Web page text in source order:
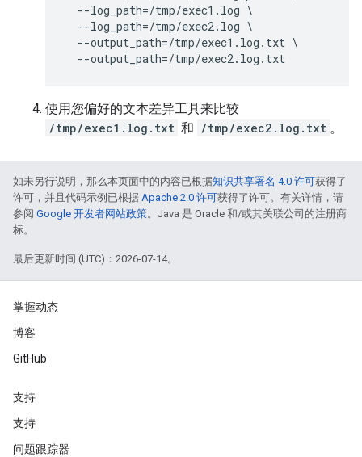
--log_path=/tmp/exec1 . log
--log_path=/tmp/exec2. log
--output_path=/tmp/exec1 . log . txt
--output_path=/tmp/exec2. log . txt
使用您偏好的文本差异工具来比较
/tmp/exec1.log.txt 和 /tmp/exec2.log.txt 。
如未另行说明，那么本页面中的内容已根据知识共享署名 4.0 许可获得了
许可，并且代码示例已根据 Apache 2.0 许可获得了许可。有关详情，请
参阅 Google 开发者网站政策。Java 是 Oracle 和/或其关联公司的注册商
标。
最后更新时间 (UTC)：2026-07-14。
掌握动态
博客
GitHub
支持
支持
问题跟踪器